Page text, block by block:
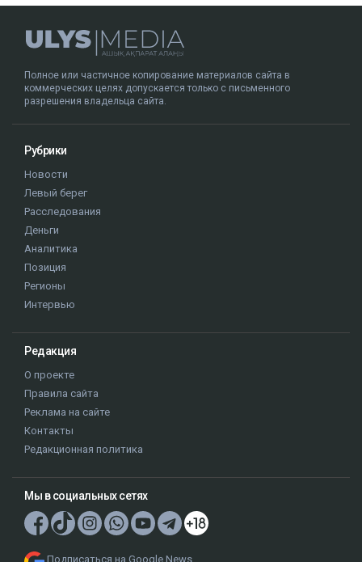
Полное или частичное копирование материалов сайта в
коммерческих целях допускается только с письменного
разрешения владельца сайта.
Рубрики
Новости
Левый берег
Расследования
Деньги
Аналитика
Позиция
Регионы
Интервью
Редакция
О проекте
Правила сайта
Реклама на сайте
Контакты
Редакционная политика
Мы в социальных сетях
Подписаться на Google News